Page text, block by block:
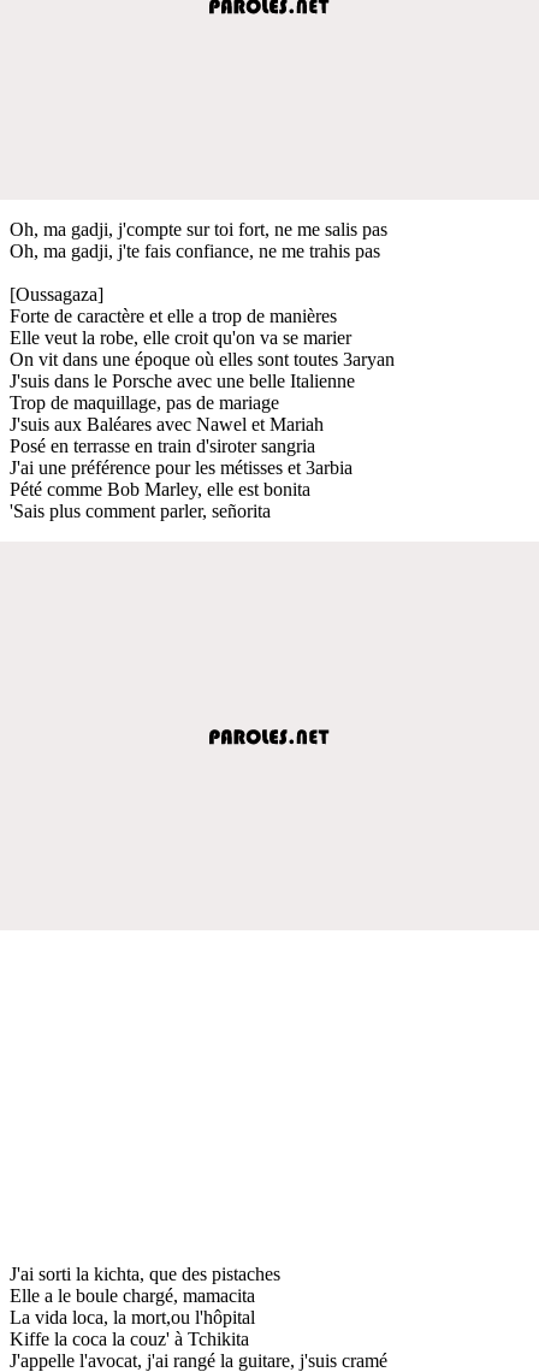
Oh, ma gadji, j'compte sur toi fort, ne me salis pas
Oh, ma gadji, j'te fais confiance, ne me trahis pas
[Oussagaza]
Forte de caractère et elle a trop de manières
Elle veut la robe, elle croit qu'on va se marier
On vit dans une époque où elles sont toutes 3aryan
J'suis dans le Porsche avec une belle Italienne
Trop de maquillage, pas de mariage
J'suis aux Baléares avec Nawel et Mariah
Posé en terrasse en train d'siroter sangria
J'ai une préférence pour les métisses et 3arbia
Pété comme Bob Marley, elle est bonita
'Sais plus comment parler, señorita
J'ai sorti la kichta, que des pistaches
Elle a le boule chargé, mamacita
La vida loca, la mort,ou l'hôpital
Kiffe la coca la couz' à Tchikita
J'appelle l'avocat, j'ai rangé la guitare, j'suis cramé